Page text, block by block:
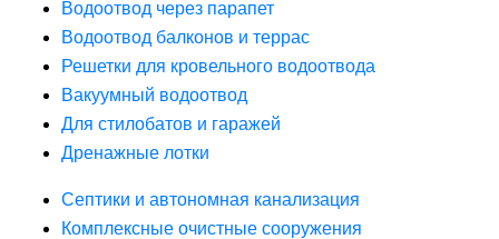
Водоотвод через парапет
Водоотвод балконов и террас
Решетки для кровельного водоотвода
Вакуумный водоотвод
Для стилобатов и гаражей
Дренажные лотки
Септики и автономная канализация
Комплексные очистные сооружения